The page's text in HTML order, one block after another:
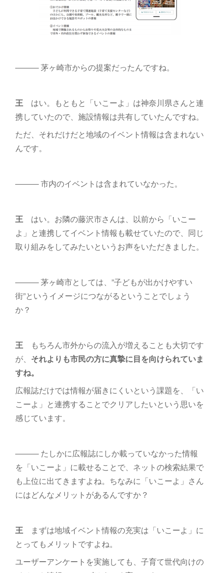
――― 茅ヶ崎市からの提案だったんですね。
王はい。もともと「いこーよ」は神奈川県さんと連
携していたので、施設情報は共有していたんですね。
ただ、それだけだと地域のイベント情報は含まれない
んです。
――― 市内のイベントは含まれていなかった。
王はい。お隣の藤沢市さんは、以前から「いこー
よ」と連携してイベント情報も載せていたので、同じ
取り組みをしてみたいというお声をいただきました。
――― 茅ヶ崎市としては、”子どもが出かけやすい
街”というイメージにつながるということでしょう
か？
王もちろん市外からの流入が増えることも大切です
が、 それよりも市民の方に真摯に目を向けられていま
すね。
広報誌だけでは情報が届きにくいという課題を、「い
こーよ」と連携することでクリアしたいという思いを
感じています。
――― たしかに広報誌にしか載っていなかった情報
を「いこーよ」に載せることで、ネットの検索結果で
も上位に出てきますよね。ちなみに「いこーよ」さん
にはどんなメリットがあるんですか？
王まずは地域イベント情報の充実は「いこーよ」に
とってもメリットですよね。
ユーザーアンケートを実施しても、子育て世代向けの